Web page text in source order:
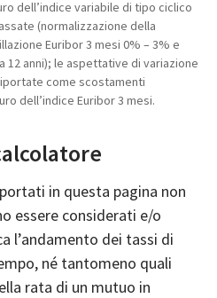
dell’indice variabile di tipo ciclico
(normalizzazione della
Euribor 3 mesi 0% – 3% e
12 anni); le aspettative di variazione
come scostamenti
dell’indice Euribor 3 mesi.
in questa pagina non
essere considerati e/o
l’andamento dei tassi di
né tantomeno quali
rata di un mutuo in